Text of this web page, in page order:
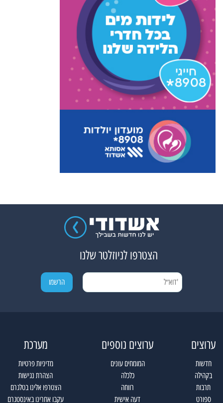
הצטרפו לניוזלטר שלנו
ערוצים
חדשות
בקהילה
תרבות
ספורט
ערוצים נוספים
המומחים עונים
כלכלה
רווחה
דעה אישית
מערכת
מדיניות פרטיות
הצהרת נגישות
הצטרפו אלינו בטלגרם
עקבו אחרינו באינסטגרם